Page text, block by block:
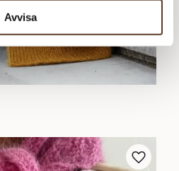
Avvisa